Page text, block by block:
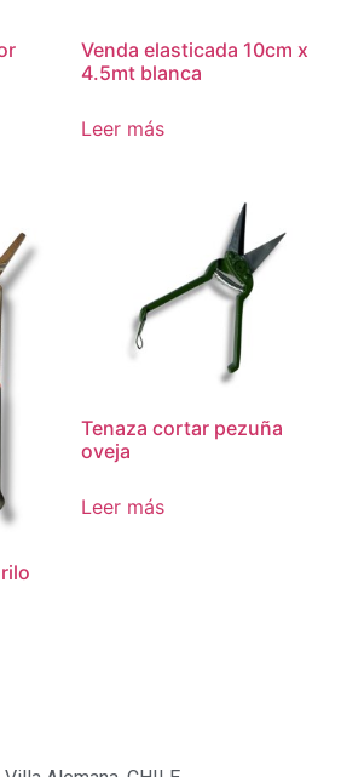
Venda elasticada 10cm x
4.5mt blanca
Leer más
Tenaza cortar pezuña
oveja
Leer más